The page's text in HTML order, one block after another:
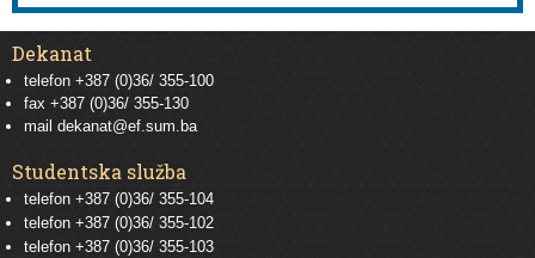
Dekanat
telefon +387 (0)36/ 355-100
fax +387 (0)36/ 355-130
mail dekanat@ef.sum.ba
Studentska služba
telefon +387 (0)36/ 355-104
telefon +387 (0)36/ 355-102
telefon +387 (0)36/ 355-103